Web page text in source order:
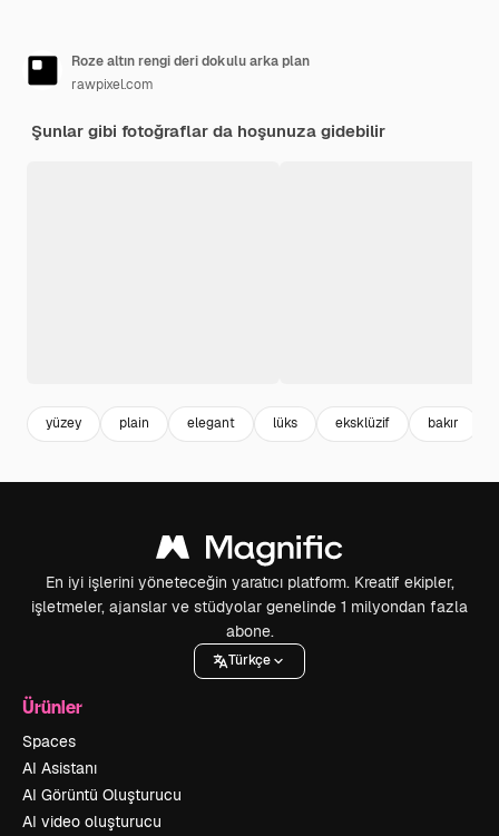
Roze altın rengi deri dokulu arka plan
rawpixel.com
Şunlar gibi fotoğraflar da hoşunuza gidebilir
yüzey plain elegant lüks eksklüzif bakır
En iyi işlerini yöneteceğin yaratıcı platform. Kreatif ekipler,
işletmeler, ajanslar ve stüdyolar genelinde 1 milyondan fazla
abone.
Türkçe
Ürünler
Spaces
AI Asistanı
AI Görüntü Oluşturucu
AI video oluşturucu